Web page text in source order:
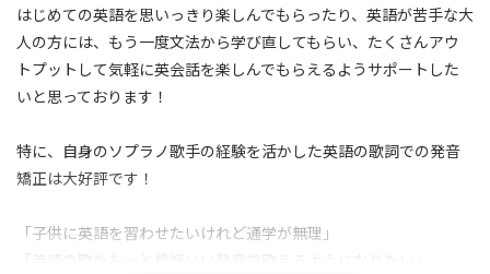
はじめての英語を思いっきり楽しんでもらったり、英語が苦手な大
人の方には、もう一度文法から学び直してもらい、たくさんアウ
トプットして気軽に英会話を楽しんでもらえるようサポートした
いと思っております！
特に、自身のソプラノ歌手の経験を活かした英語の歌詞での発音
矯正は大好評です！
「子供に英語を習わせたいけれど通学が無理」